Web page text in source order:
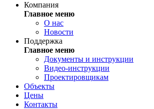
Компания
Главное меню
О нас
Новости
Поддержка
Главное меню
Документы и инструкции
Видео-инструкции
Проектировщикам
Объекты
Цены
Контакты